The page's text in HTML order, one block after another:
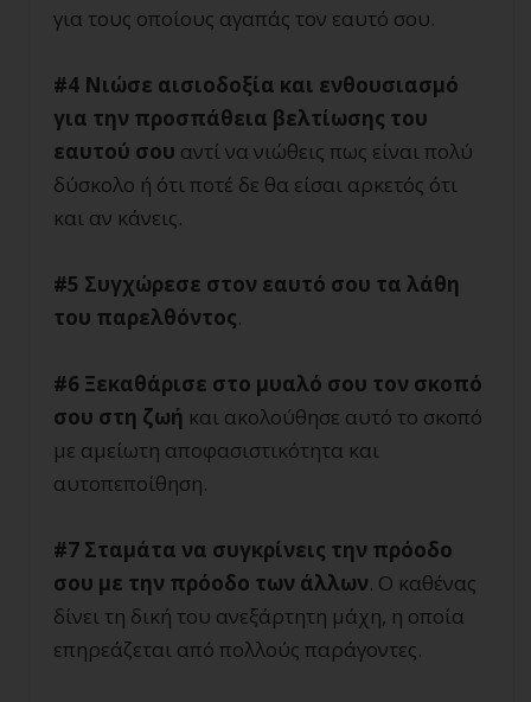
για τους οποίους αγαπάς τον εαυτό σου.
#4 Νιώσε αισιοδοξία και ενθουσιασμό
για την προσπάθεια βελτίωσης του
εαυτού σου αντί να νιώθεις πως είναι πολύ
δύσκολο ή ότι ποτέ δε θα είσαι αρκετός ότι
και αν κάνεις.
#5 Συγχώρεσε στον εαυτό σου τα λάθη
του παρελθόντος.
#6 Ξεκαθάρισε στο μυαλό σου τον σκοπό
σου στη ζωή και ακολούθησε αυτό το σκοπό
με αμείωτη αποφασιστικότητα και
αυτοπεποίθηση.
#7 Σταμάτα να συγκρίνεις την πρόοδο
σου με την πρόοδο των άλλων. Ο καθένας
δίνει τη δική του ανεξάρτητη μάχη, η οποία
επηρεάζεται από πολλούς παράγοντες.